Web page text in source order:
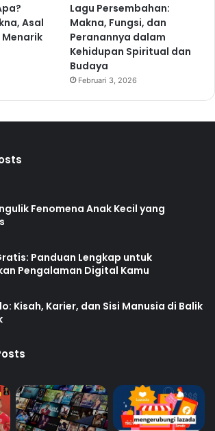
Asal
Lagu Persembahan:
Makna, Fungsi, dan
Peranannya dalam
Kehidupan Spiritual dan
Budaya
Februari 3, 2026
Fenomena Anak Kecil yang
Panduan Lengkap untuk
Pengalaman Digital Kamu
Kisah, Karier, dan Sisi Manusia di Balik